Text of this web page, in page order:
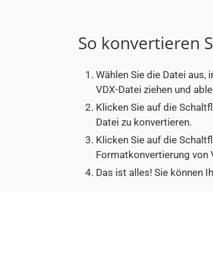
So konvertieren
Wählen Sie die Datei
VDX-Datei ziehen und
Klicken Sie auf die
Datei zu konvertieren.
Klicken Sie auf die
Formatkonvertierung von
Das ist alles! Sie können